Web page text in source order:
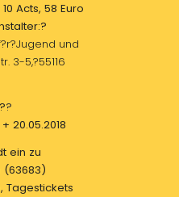
Acts, 58 Euro
Jugend und
3-5,?55116
?
+ 20.05.2018
ein zu
(63683)
Tagestickets